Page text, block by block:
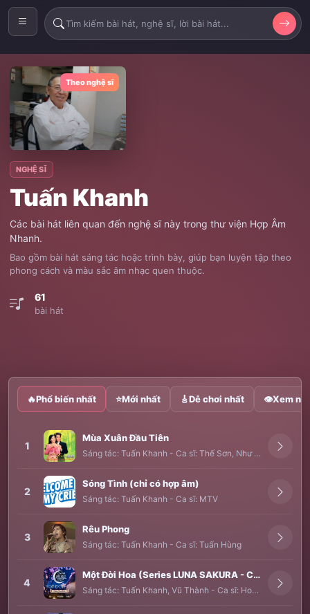
Theo nghệ sĩ
NGHỆ SĨ
Tuấn Khanh
Các bài hát liên quan đến nghệ sĩ này trong thư viện Hợp Âm
Nhanh.
Bao gồm bài hát sáng tác hoặc trình bày, giúp bạn luyện tập theo
phong cách và màu sắc âm nhạc quen thuộc.
61
bài hát
🔥Phổ biến nhất ⭐Mới nhất 🎸Dễ chơi nhất 👁Xem
1
Mùa Xuân Đầu Tiên
Sáng tác: Tuấn Khanh - Ca sĩ: Thế Sơn, Như Quỳnh
2
Sóng Tình (chỉ có hợp âm)
Sáng tác: Tuấn Khanh - Ca sĩ: MTV
3
Rêu Phong
Sáng tác: Tuấn Khanh - Ca sĩ: Tuấn Hùng
4
Một Đời Hoa (Series LUNA SAKURA - Cánh Đào Dưới Trăng)
Sáng tác: Tuấn Khanh, Vũ Thành - Ca sĩ: Hoàng Thục Linh